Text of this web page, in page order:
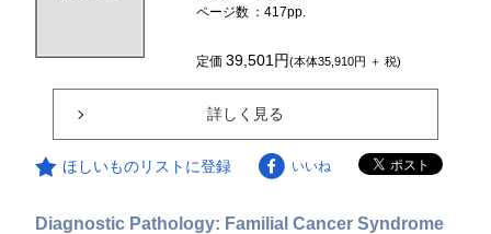
ページ数 ：417pp.
定価39,501円(本体35,910円 ＋ 税)
詳しく見る
ほしいものリストに登録 いいね
Diagnostic Pathology: Familial Cancer Syndrome